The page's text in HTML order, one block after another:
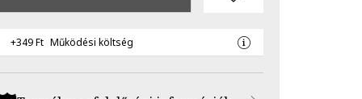
+349 Ft Működési költség